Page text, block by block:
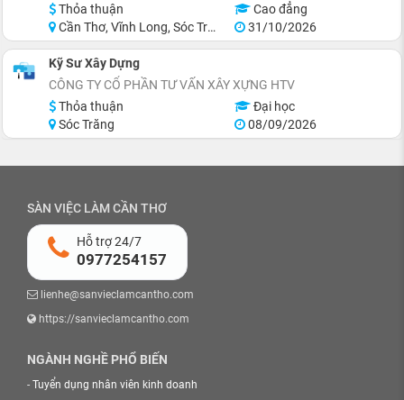
Thỏa thuận
Cao đẳng
Cần Thơ, Vĩnh Long, Sóc Trăng, Bạc Liêu, Cà Mau
31/10/2026
Kỹ Sư Xây Dựng
CÔNG TY CỔ PHẦN TƯ VẤN XÂY XỰNG HTV
Thỏa thuận
Đại học
Sóc Trăng
08/09/2026
SÀN VIỆC LÀM CẦN THƠ
Hỗ trợ 24/7
0977254157
lienhe@sanvieclamcantho.com
https://sanvieclamcantho.com
NGÀNH NGHỀ PHỔ BIẾN
- Tuyển dụng nhân viên kinh doanh